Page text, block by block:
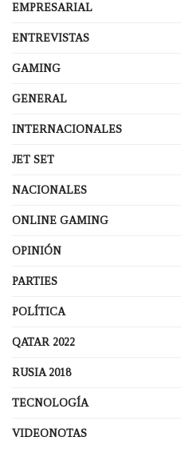
EMPRESARIAL
ENTREVISTAS
GAMING
GENERAL
INTERNACIONALES
JET SET
NACIONALES
ONLINE GAMING
OPINIÓN
PARTIES
POLÍTICA
QATAR 2022
RUSIA 2018
TECNOLOGÍA
VIDEONOTAS